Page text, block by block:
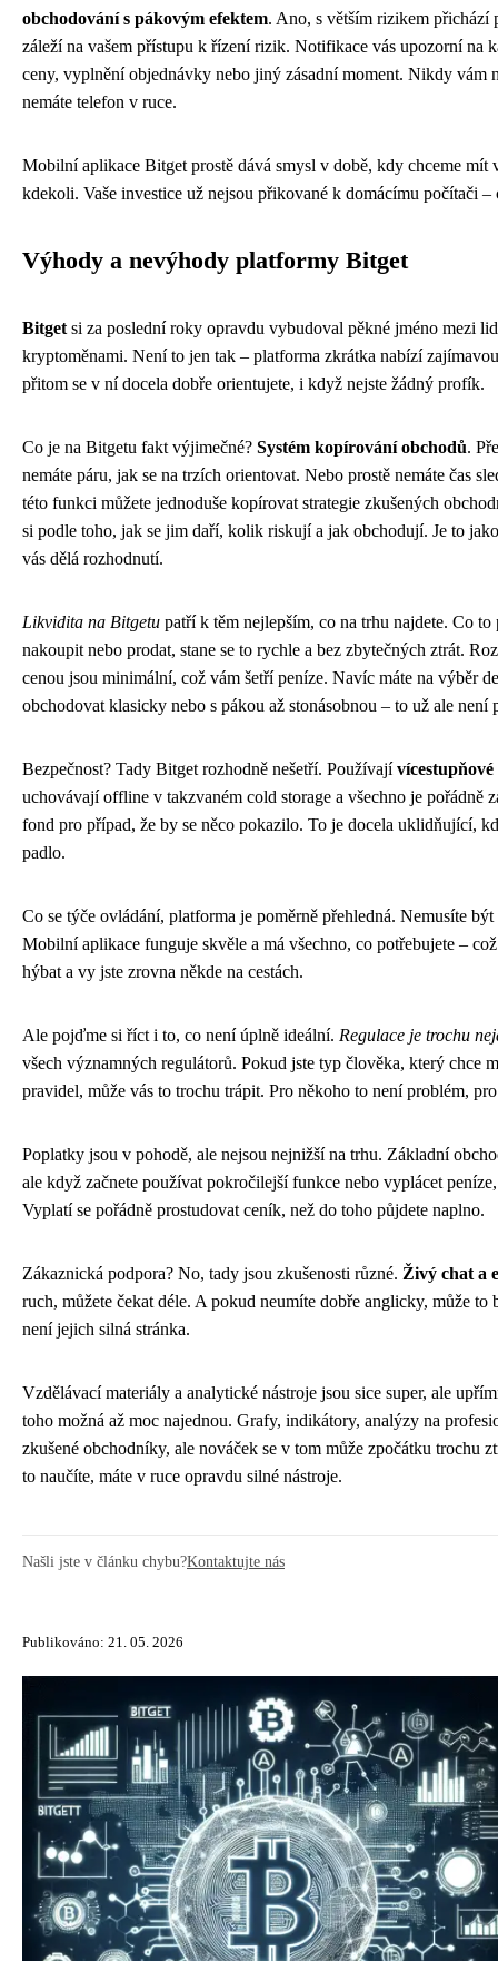
obchodování s pákovým efektem. Ano, s větším rizikem přichází
záleží na vašem přístupu k řízení rizik. Notifikace vás upozorní na
ceny, vyplnění objednávky nebo jiný zásadní moment. Nikdy vám
nemáte telefon v ruce.
Mobilní aplikace Bitget prostě dává smysl v době, kdy chceme mít
kdekoli. Vaše investice už nejsou přikované k domácímu počítači –
Výhody a nevýhody platformy Bitget
Bitget si za poslední roky opravdu vybudoval pěkné jméno mezi
kryptoměnami. Není to jen tak – platforma zkrátka nabízí
přitom se v ní docela dobře orientujete, i když nejste žádný profík.
Co je na Bitgetu fakt výjimečné? Systém kopírování obchodů.
nemáte páru, jak se na trzích orientovat. Nebo prostě nemáte čas
této funkci můžete jednoduše kopírovat strategie zkušených
si podle toho, jak se jim daří, kolik riskují a jak obchodují. Je to
vás dělá rozhodnutí.
Likvidita na Bitgetu patří k těm nejlepším, co na trhu najdete. Co to
nakoupit nebo prodat, stane se to rychle a bez zbytečných ztrát.
cenou jsou minimální, což vám šetří peníze. Navíc máte na výběr
obchodovat klasicky nebo s pákou až stonásobnou – to už ale není
Bezpečnost? Tady Bitget rozhodně nešetří. Používají
uchovávají offline v takzvaném cold storage a všechno je pořádně
fond pro případ, že by se něco pokazilo. To je docela uklidňující,
padlo.
Co se týče ovládání, platforma je poměrně přehledná. Nemusíte
Mobilní aplikace funguje skvěle a má všechno, co potřebujete –
hýbat a vy jste zrovna někde na cestách.
Ale pojďme si říct i to, co není úplně ideální. Regulace je trochu
všech významných regulátorů. Pokud jste typ člověka, který chce
pravidel, může vás to trochu trápit. Pro někoho to není problém,
Poplatky jsou v pohodě, ale nejsou nejnižší na trhu. Základní
ale když začnete používat pokročilejší funkce nebo vyplácet
Vyplatí se pořádně prostudovat ceník, než do toho půjdete naplno.
Zákaznická podpora? No, tady jsou zkušenosti různé. Živý chat a
ruch, můžete čekat déle. A pokud neumíte dobře anglicky, může to
není jejich silná stránka.
Vzdělávací materiály a analytické nástroje jsou sice super, ale
toho možná až moc najednou. Grafy, indikátory, analýzy na
zkušené obchodníky, ale nováček se v tom může zpočátku trochu
to naučíte, máte v ruce opravdu silné nástroje.
Našli jste v článku chybu?Kontaktujte nás
Publikováno: 21. 05. 2026